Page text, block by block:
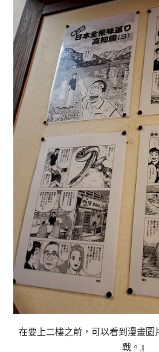
在要上二樓之前，可以看到漫畫圖
戰。』